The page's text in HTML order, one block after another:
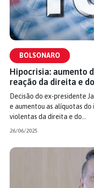
BOLSONARO
Hipocrisia: aumento
reação da direita e
Decisão do ex-presidente
e aumentou as alíquotas do
violentas da direita e do…
26/06/2025